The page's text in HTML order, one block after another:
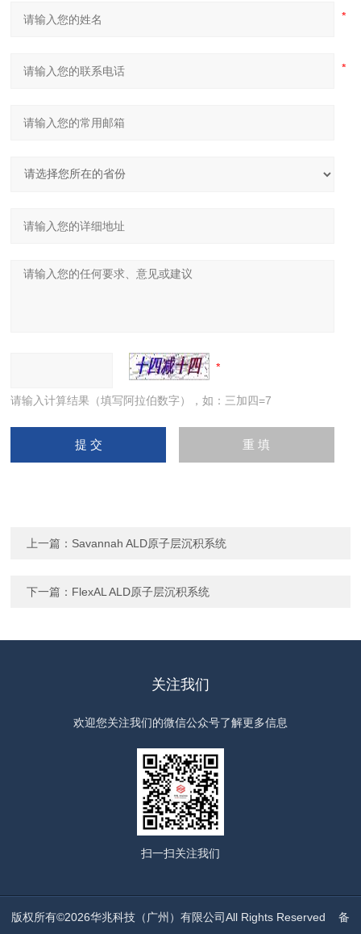
请输入计算结果（填写阿拉伯数字），如：三加四=7
上一篇： Savannah ALD原子层沉积系统
下一篇： FlexAL ALD原子层沉积系统
关注我们
欢迎您关注我们的微信公众号了解更多信息
扫一扫关注我们
版权所有©2026华兆科技（广州）有限公司All Rights Reserved 备